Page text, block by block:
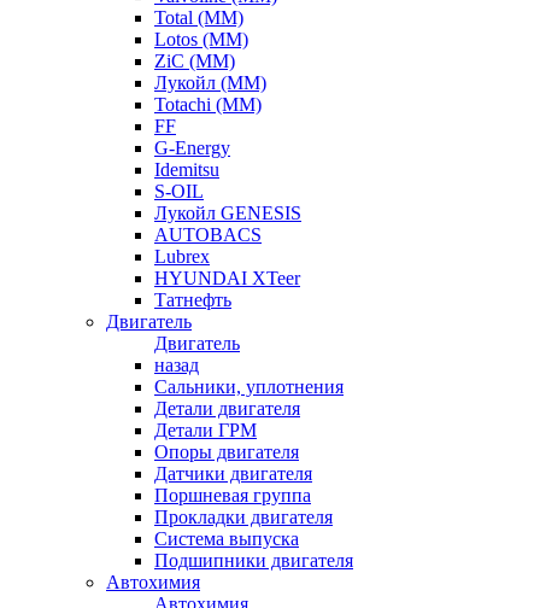
Total (ММ)
Lotos (ММ)
ZiC (ММ)
Лукойл (ММ)
Totachi (MM)
FF
G-Energy
Idemitsu
S-OIL
Лукойл GENESIS
AUTOBACS
Lubrex
HYUNDAI XTeer
Татнефть
Двигатель
Двигатель
назад
Сальники, уплотнения
Детали двигателя
Детали ГРМ
Опоры двигателя
Датчики двигателя
Поршневая группа
Прокладки двигателя
Система выпуска
Подшипники двигателя
Автохимия
Автохимия